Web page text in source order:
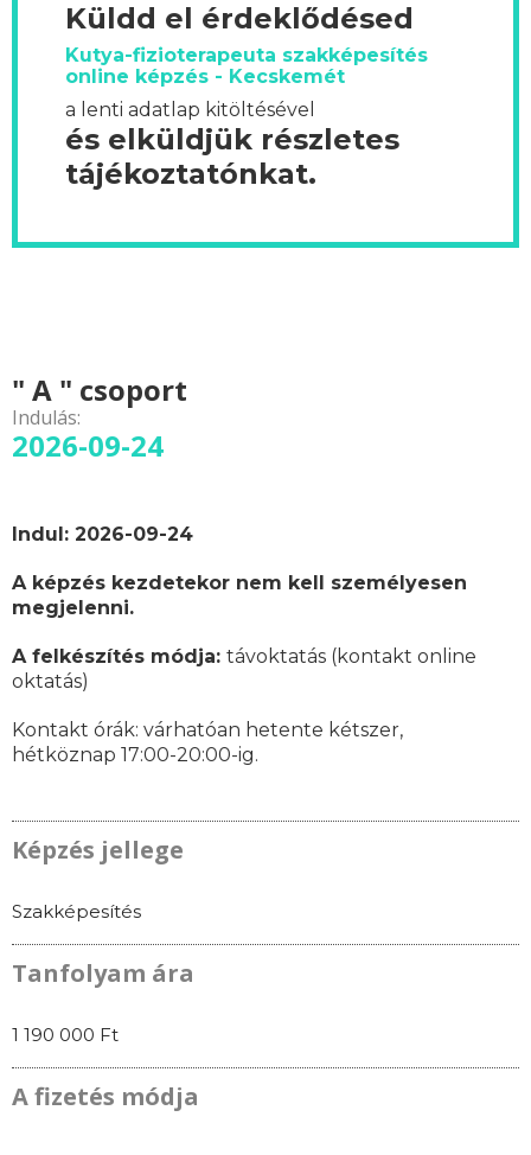
Küldd el érdeklődésed
Kutya-fizioterapeuta szakképesítés
online képzés - Kecskemét
a lenti adatlap kitöltésével
és elküldjük részletes
tájékoztatónkat.
" A " csoport
Indulás:
2026-09-24
Indul: 2026-09-24
A képzés kezdetekor nem kell személyesen
megjelenni.
A felkészítés módja: távoktatás (kontakt online
oktatás)
Kontakt órák: várhatóan hetente kétszer,
hétköznap 17:00-20:00-ig.
Képzés jellege
Szakképesítés
Tanfolyam ára
1 190 000 Ft
A fizetés módja